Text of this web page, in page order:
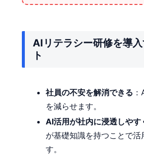
AIリテラシー研修を導
ト
社員の不安を解消できる
を減らせます。
AI活用が社内に浸透しやす
が基礎知識を持つことで活
す。